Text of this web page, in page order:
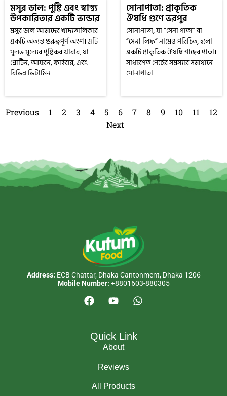
মসুর ডাল: পুষ্টি এবং স্বাস্থ্য
উপকারিতার একটি ভান্ডার
মসুর ডাল আমাদের খাদ্যতালিকার
একটি অত্যন্ত গুরুত্বপূর্ণ অংশ। এটি
সুলভ মূল্যের পুষ্টিকর খাবার, যা
প্রোটিন, আয়রন, ফাইবার, এবং
বিভিন্ন ভিটামিন
সোনাপাতা: প্রাকৃতিক
ঔষধি গুণে ভরপুর
সোনাপাতা, যা “সেনা পাতা” বা
“সেনা লিফ” নামেও পরিচিত, হলো
একটি প্রাকৃতিক ঔষধি গাছের পাতা।
সাধারণত পেটের সমস্যার সমাধানে
সোনাপাতা
Previous 1 2 3 4 5 6 7 8 9 10 11
12
Next
Address: ECB Chattar, Dhaka Cantonment, Dhaka 1206
Mobile Number: +8801603-880305
Quick Link
About
Reviews
All Products